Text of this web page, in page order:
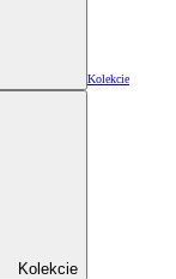
Kolekcie
Kolekcie